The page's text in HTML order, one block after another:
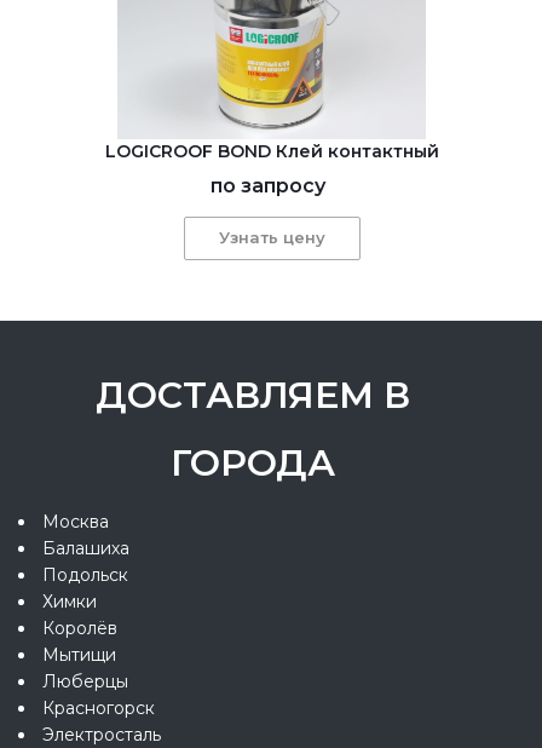
LOGICROOF BOND Клей контактный
по запросу
Узнать цену
ДОСТАВЛЯЕМ В
ГОРОДА
Москва
Балашиха
Подольск
Химки
Королёв
Мытищи
Люберцы
Красногорск
Электросталь